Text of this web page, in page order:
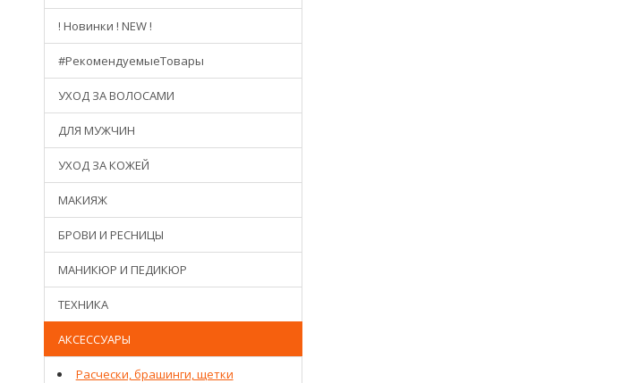
! Новинки ! NEW !
#РекомендуемыеТовары
УХОД ЗА ВОЛОСАМИ
ДЛЯ МУЖЧИН
УХОД ЗА КОЖЕЙ
МАКИЯЖ
БРОВИ И РЕСНИЦЫ
МАНИКЮР И ПЕДИКЮР
ТЕХНИКА
АКСЕССУАРЫ
Расчески, брашинги, щетки